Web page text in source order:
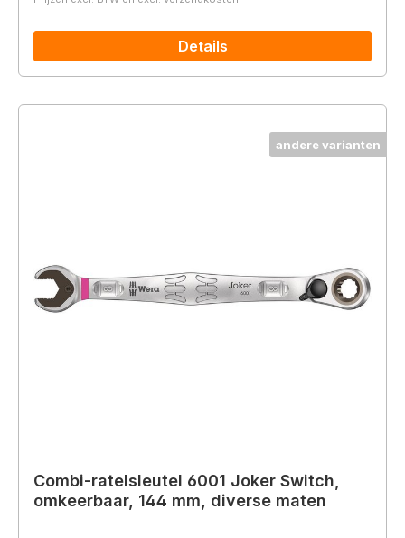
Details
andere varianten
Combi-ratelsleutel 6001 Joker Switch,
omkeerbaar, 144 mm, diverse maten